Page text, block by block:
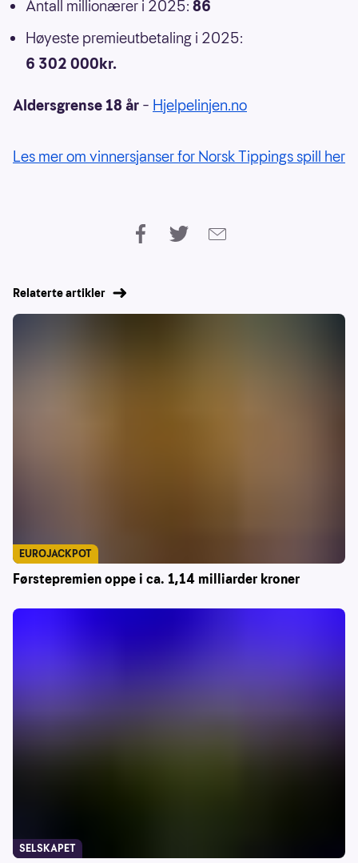
Antall millionærer i 2025: 86
Høyeste premieutbetaling i 2025:
6 302 000kr.
Aldersgrense 18 år – Hjelpelinjen.no
Les mer om vinnersjanser for Norsk Tippings spill her
Relaterte artikler
Førstepremien oppe i ca. 1,14 milliarder kroner
EUROJACKPOT
SELSKAPET